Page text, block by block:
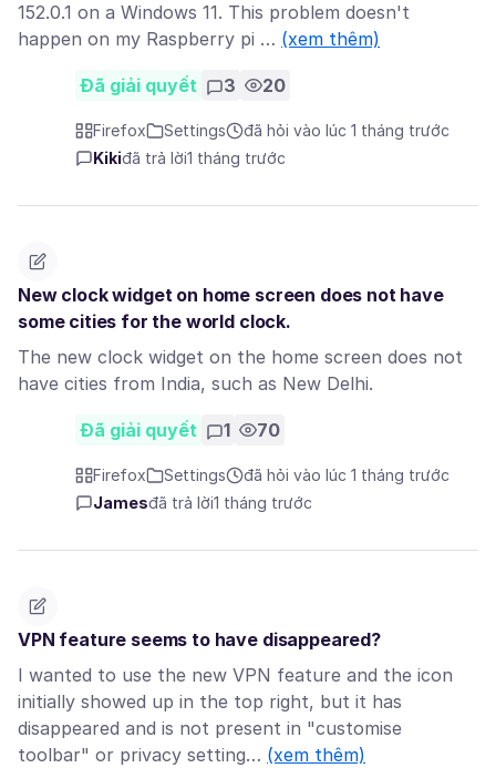
152.0.1 on a Windows 11. This problem doesn't
happen on my Raspberry pi … (xem thêm)
Đã giải quyết 3 20
Firefox Settings
đã hỏi vào lúc 1 tháng trước
Kikiđã trả lời1 tháng trước
New clock widget on home screen does not have
some cities for the world clock.
The new clock widget on the home screen does not
have cities from India, such as New Delhi.
Đã giải quyết 1 70
Firefox Settings
đã hỏi vào lúc 1 tháng trước
Jamesđã trả lời1 tháng trước
VPN feature seems to have disappeared?
I wanted to use the new VPN feature and the icon
initially showed up in the top right, but it has
disappeared and is not present in "customise
toolbar" or privacy setting… (xem thêm)